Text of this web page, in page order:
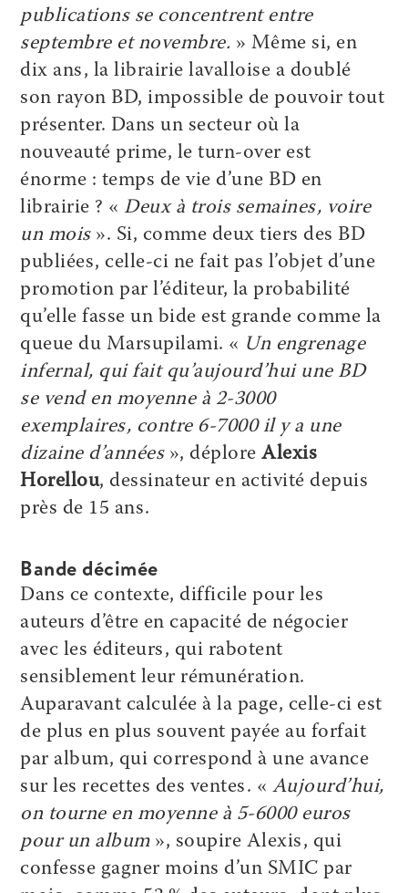
publications se concentrent entre
septembre et novembre. » Même si, en
dix ans, la librairie lavalloise a doublé
son rayon BD, impossible de pouvoir tout
présenter. Dans un secteur où la
nouveauté prime, le turn-over est
énorme : temps de vie d’une BD en
librairie ? « Deux à trois semaines, voire
un mois». Si, comme deux tiers des BD
publiées, celle-ci ne fait pas l’objet d’une
promotion par l’éditeur, la probabilité
qu’elle fasse un bide est grande comme la
queue du Marsupilami. « Un engrenage
infernal, qui fait qu’aujourd’hui une BD
se vend en moyenne à 2-3000
exemplaires, contre 6-7000 il y a une
dizaine d’années», déploreAlexis
Horellou, dessinateur en activité depuis
près de 15 ans.
Bande décimée
Dans ce contexte, difficile pour les
auteurs d’être en capacité de négocier
avec les éditeurs, qui rabotent
sensiblement leur rémunération.
Auparavant calculée à la page, celle-ci est
de plus en plus souvent payée au forfait
par album, qui correspond à une avance
sur les recettes des ventes. « Aujourd’hui,
on tourne en moyenne à 5-6000 euros
pour un album», soupire Alexis, qui
confesse gagner moins d’un SMIC par